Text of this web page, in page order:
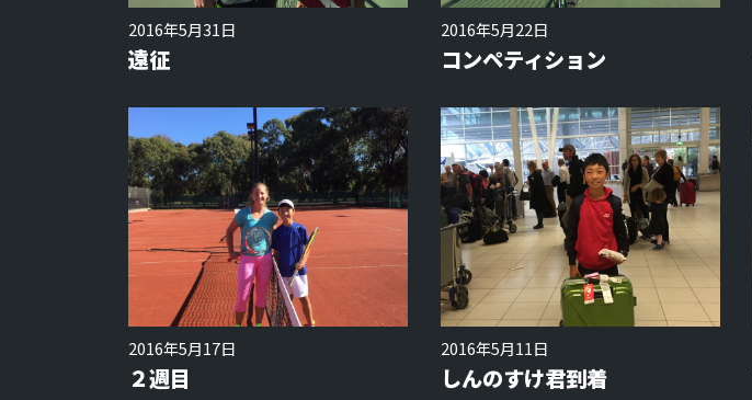
2016年5月31日
遠征
2016年5月22日
コンペティション
2016年5月17日
２週目
2016年5月11日
しんのすけ君到着